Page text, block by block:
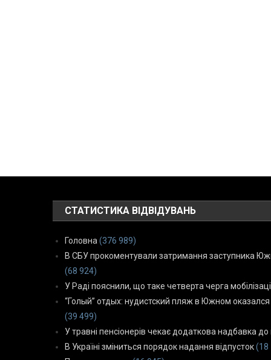
СТАТИСТИКА ВІДВІДУВАНЬ
Головна (376 989)
В СБУ прокоментували затримання заступника
(68 924)
У Раді пояснили, що таке четверта черга
“Голый” отдых: нудистский пляж в Южном
(39 499)
У травні пенсіонерів чекає додаткова надбавка до
В Україні зміниться порядок надання відпусток (18